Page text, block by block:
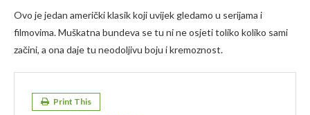
Ovo je jedan američki klasik koji uvijek gledamo u serijama i
filmovima. Muškatna bundeva se tu ni ne osjeti toliko koliko sami
začini, a ona daje tu neodoljivu boju i kremoznost.
Print This